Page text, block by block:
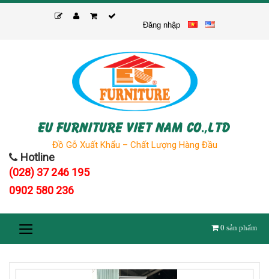
Skip
Đăng nhập
EU FURNITURE VIET NAM CO.,LTD
Đồ Gỗ Xuất Khẩu – Chất Lượng Hàng Đầu
Hotline
(028) 37 246 195
0902 580 236
0 sản phẩm